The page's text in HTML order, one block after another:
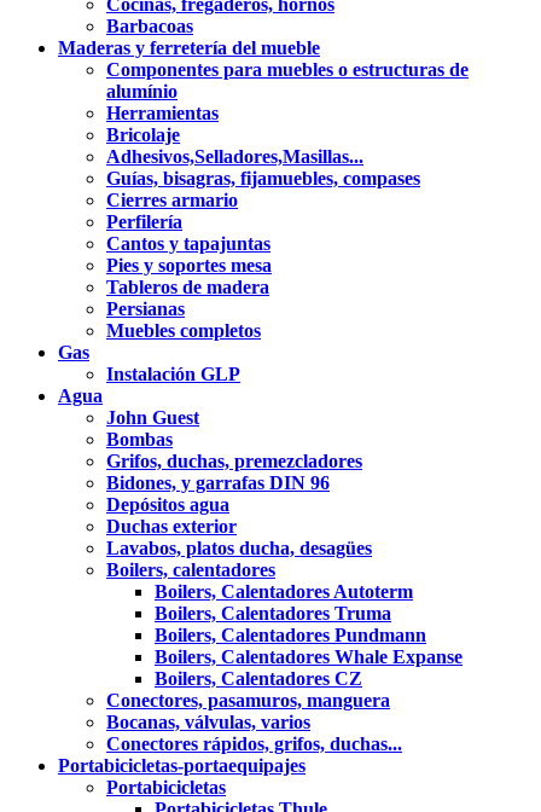
Cocinas, fregaderos, hornos
Barbacoas
Maderas y ferretería del mueble
Componentes para muebles o estructuras de
alumínio
Herramientas
Bricolaje
Adhesivos,Selladores,Masillas...
Guías, bisagras, fijamuebles, compases
Cierres armario
Perfilería
Cantos y tapajuntas
Pies y soportes mesa
Tableros de madera
Persianas
Muebles completos
Gas
Instalación GLP
Agua
John Guest
Bombas
Grifos, duchas, premezcladores
Bidones, y garrafas DIN 96
Depósitos agua
Duchas exterior
Lavabos, platos ducha, desagües
Boilers, calentadores
Boilers, Calentadores Autoterm
Boilers, Calentadores Truma
Boilers, Calentadores Pundmann
Boilers, Calentadores Whale Expanse
Boilers, Calentadores CZ
Conectores, pasamuros, manguera
Bocanas, válvulas, varios
Conectores rápidos, grifos, duchas...
Portabicicletas-portaequipajes
Portabicicletas